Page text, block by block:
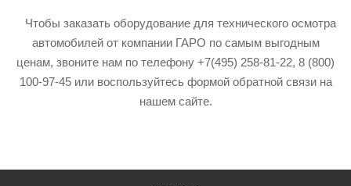
Чтобы заказать оборудование для технического осмотра
автомобилей от компании ГАРО по самым выгодным
ценам, звоните нам по телефону +7(495) 258-81-22, 8 (800)
100-97-45 или воспользуйтесь формой обратной связи на
нашем сайте.